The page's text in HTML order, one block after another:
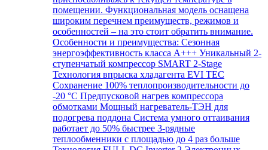
помещении. Функциональная модель оснащена
широким перечнем преимуществ, режимов и
особенностей – на это стоит обратить внимание.
Особенности и преимущества: Сезонная
энергоэффективность класса А+++ Уникальный 2-
ступенчатый компрессор SMART 2-Stage
Технология впрыска хладагента EVI TEC
Сохранение 100% теплопроизводительности до
-20 °C Предпусковой нагрев компрессора
обмотками Мощный нагреватель-ТЭН для
подогрева поддона Система умного оттаивания
работает до 50% быстрее 3-рядные
теплообменники с площадью до 4 раз больше